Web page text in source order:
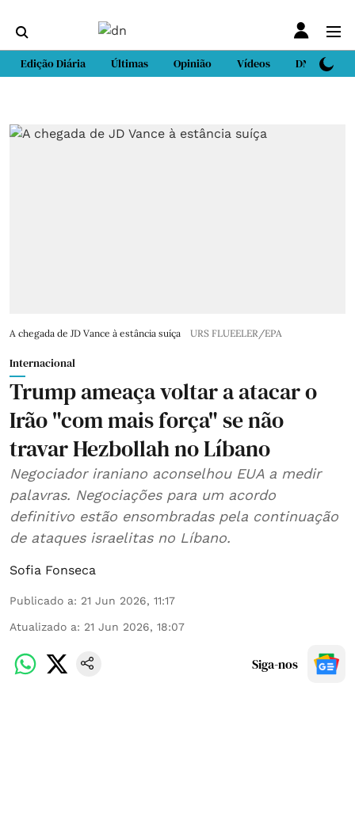
Edição Diária Últimas Opinião Vídeos DN Sport
A chegada de JD Vance à estância suíça URS FLUEELER/EPA
Internacional
Trump ameaça voltar a atacar o
Irão "com mais força" se não
travar Hezbollah no Líbano
Negociador iraniano aconselhou EUA a medir
palavras. Negociações para um acordo
definitivo estão ensombradas pela continuação
de ataques israelitas no Líbano.
Sofia Fonseca
Publicado a: 21 Jun 2026, 11:17
Atualizado a: 21 Jun 2026, 18:07
Siga-nos